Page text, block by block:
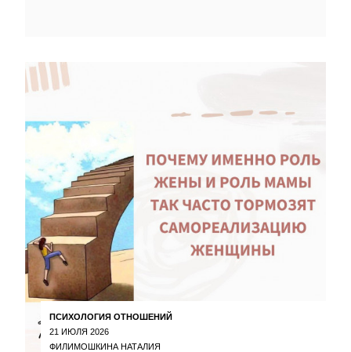
ПСИХОЛОГИЯ ОТНОШЕНИЙ
21 ИЮЛЯ 2026
ФИЛИМОШКИНА НАТАЛИЯ